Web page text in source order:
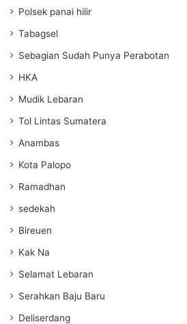
Polsek panai hilir
Tabagsel
Sebagian Sudah Punya Perabotan
HKA
Mudik Lebaran
Tol Lintas Sumatera
Anambas
Kota Palopo
Ramadhan
sedekah
Bireuen
Kak Na
Selamat Lebaran
Serahkan Baju Baru
Deliserdang